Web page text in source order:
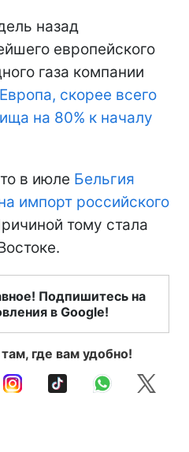
назад
европейского
газа компании
Европа, скорее всего
на 80% к началу
в июле Бельгия
импорт российского
тому стала
Подпишитесь на
в Google!
где вам удобно!